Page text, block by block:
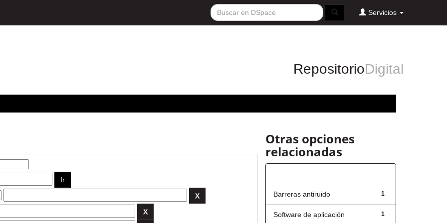
Servicios
RepositorioDigital
Otras opciones
relacionadas
1
Barreras antiruido
1
Software de aplicación